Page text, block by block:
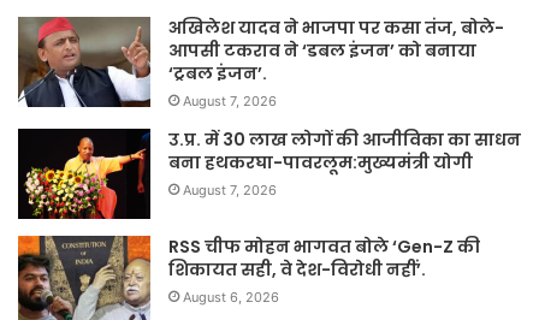
अखिलेश यादव ने भाजपा पर कसा तंज, बोले-
आपसी टकराव ने ‘डबल इंजन’ को बनाया
‘ट्रबल इंजन’.
August 7, 2026
उ.प्र. में 30 लाख लोगों की आजीविका का साधन
बना हथकरघा-पावरलूम:मुख्यमंत्री योगी
August 7, 2026
RSS चीफ मोहन भागवत बोले ‘Gen-Z की
शिकायत सही, वे देश-विरोधी नहीं’.
August 6, 2026